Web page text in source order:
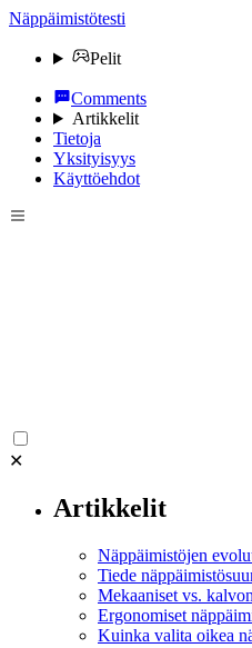
Näppäimistötesti
Pelit
Comments
Artikkelit
Tietoja
Yksityisyys
Käyttöehdot
✕
Artikkelit
Näppäimistöjen
Tiede
Mekaaniset vs.
Ergonomiset
Kuinka valita oikea